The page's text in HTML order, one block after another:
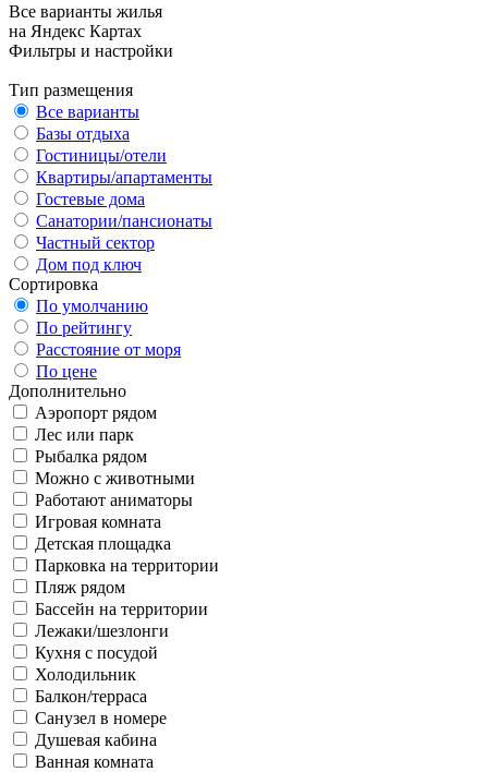
Все варианты жилья
на Яндекс Картах
Фильтры и настройки
Тип размещения
Все варианты
Базы отдыха
Гостиницы/отели
Квартиры/апартаменты
Гостевые дома
Санатории/пансионаты
Частный сектор
Дом под ключ
Сортировка
По умолчанию
По рейтингу
Расстояние от моря
По цене
Дополнительно
Аэропорт рядом
Лес или парк
Рыбалка рядом
Можно с животными
Работают аниматоры
Игровая комната
Детская площадка
Парковка на территории
Пляж рядом
Бассейн на территории
Лежаки/шезлонги
Кухня с посудой
Холодильник
Балкон/терраса
Санузел в номере
Душевая кабина
Ванная комната